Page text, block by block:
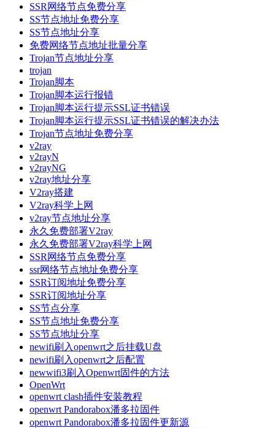
SSR网络节点免费分享
SS节点地址免费分享
SS节点地址分享
免费网络节点地址批量分享
Trojan节点地址分享
trojan
Trojan脚本
Trojan脚本运行报错
Trojan脚本运行提示SSL证书错误
Trojan脚本运行提示SSL证书错误的解决办法
Trojan节点地址免费分享
v2ray
v2rayN
v2rayNG
v2ray地址分享
V2ray搭建
V2ray科学上网
v2ray节点地址分享
永久免费部署V2ray
永久免费部署V2ray科学上网
SSR网络节点免费分享
ssr网络节点地址免费分享
SSR订阅地址免费分享
SSR订阅地址分享
SS节点分享
SS节点地址免费分享
SS节点地址分享
newifi刷入openwrt之后挂载U盘
newifi刷入openwrt之后配置
newwifi3刷入Openwrt固件的方法
OpenWrt
openwrt clash插件安装教程
openwrt Pandorabox潘多拉固件
openwrt Pandorabox潘多拉固件更新源